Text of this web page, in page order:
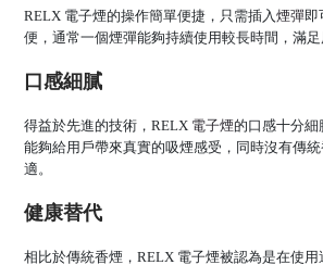
RELX 電子煙的操作簡單便捷，只需插入煙彈即
便，通常一個煙彈能夠持續使用較長時間，滿足
口感細膩
得益於先進的技術，RELX 電子煙的口感十分細
能夠給用戶帶來真實的吸煙感受，同時沒有傳
適。
健康替代
相比於傳統香煙，RELX 電子煙被認為是在使